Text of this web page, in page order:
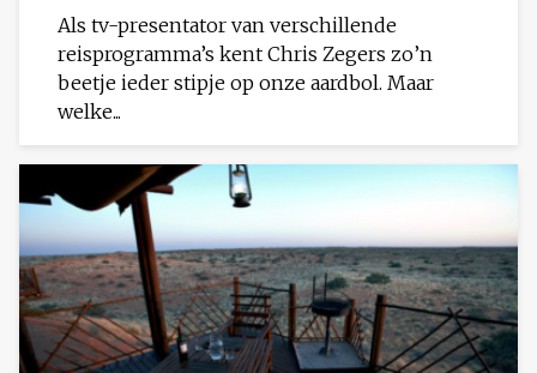
Als tv-presentator van verschillende
reisprogramma’s kent Chris Zegers zo’n
beetje ieder stipje op onze aardbol. Maar
welke...